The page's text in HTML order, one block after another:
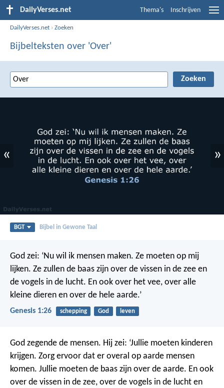
DailyVerses.net Thema's Inschrijven
DailyVerses.net ›Zoeken
Bijbelteksten over 'Over'
« »
BGT Bijbel in Gewone Taal
God zei: ‘Nu wil ik mensen maken. Ze moeten op mij
lijken. Ze zullen de baas zijn over de vissen in de zee en
de vogels in de lucht. En ook over het vee, over alle
kleine dieren en over de hele aarde.’
Genesis 1:26 schepping God leven
God zegende de mensen. Hij zei: ‘Jullie moeten kinderen
krijgen. Zorg ervoor dat er overal op aarde mensen
komen. Jullie moeten de baas zijn over de aarde. En ook
over de vissen in de zee, over de vogels in de lucht en